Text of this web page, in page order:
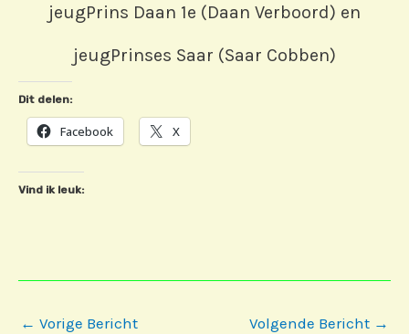
jeugPrins Daan 1e (Daan Verboord) en
jeugPrinses Saar (Saar Cobben)
Dit delen:
Facebook X
Vind ik leuk:
Bericht
← Vorige Bericht Volgende Bericht →